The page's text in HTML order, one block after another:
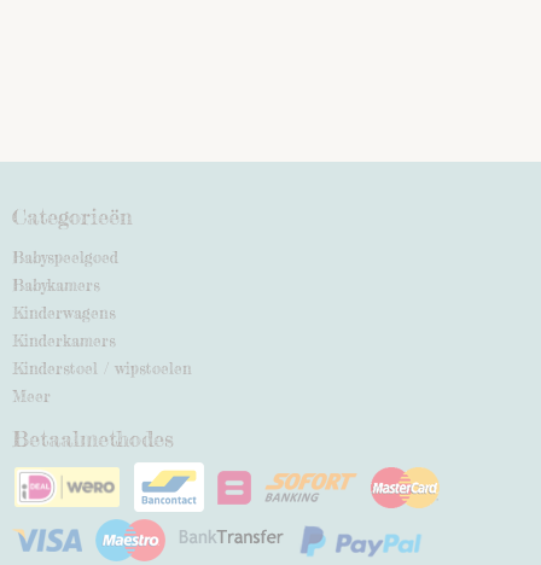
Categorieën
Babyspeelgoed
Babykamers
Kinderwagens
Kinderkamers
Kinderstoel / wipstoelen
Meer
Betaalmethodes